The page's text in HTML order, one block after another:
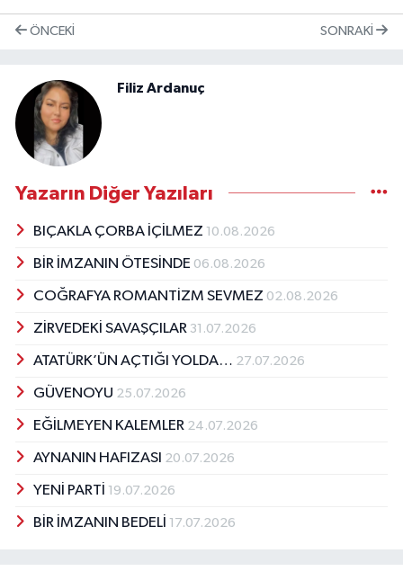
ÖNCEKI SONRAKI
Filiz Ardanuç
Yazarın Diğer Yazıları
BIÇAKLA ÇORBA İÇİLMEZ 10.08.2026
BİR İMZANIN ÖTESİNDE 06.08.2026
COĞRAFYA ROMANTİZM SEVMEZ 02.08.2026
ZİRVEDEKİ SAVAŞÇILAR 31.07.2026
ATATÜRK’ÜN AÇTIĞI YOLDA… 27.07.2026
GÜVENOYU 25.07.2026
EĞİLMEYEN KALEMLER 24.07.2026
AYNANIN HAFIZASI 20.07.2026
YENİ PARTİ 19.07.2026
BİR İMZANIN BEDELİ 17.07.2026